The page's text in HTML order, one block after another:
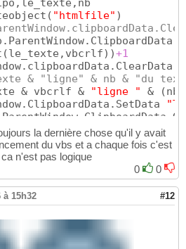
( "htmlfile" )
(le_texte,vbcrlf) )+1
& "ligne" & nb & "du
& vbcrlf &
"ligne " & (
la dernière chose qu'il y avait
du vbs et a chaque fois c'est
n'est pas logique
0
0
à 15h32 #12